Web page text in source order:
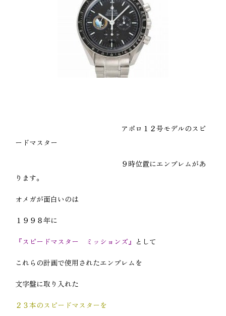
アポロ１２号モデルのスピ
ードマスター
９時位置にエンブレムがあ
ります。
オメガが面白いのは
１９９８年に
『スピードマスター ミッションズ』 として
これらの計画で使用されたエンブレムを
文字盤に取り入れた
２３本のスピードマスターを